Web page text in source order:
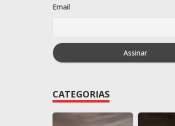
Email
CATEGORIAS